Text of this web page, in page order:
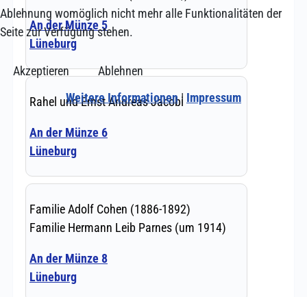
Ablehnung womöglich nicht mehr alle Funktionalitäten der
Seite zur Verfügung stehen.
Akzeptieren
Ablehnen
Weitere Informationen| Impressum